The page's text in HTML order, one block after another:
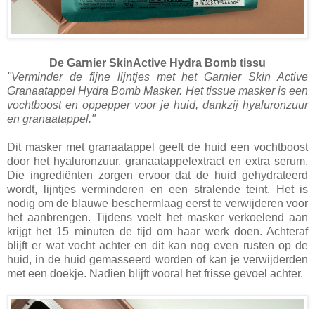
De Garnier SkinActive Hydra Bomb tissu
"Verminder de fijne lijntjes met het Garnier Skin Active
Granaatappel Hydra Bomb Masker. Het tissue masker is een
vochtboost en oppepper voor je huid, dankzij hyaluronzuur
en granaatappel."
Dit masker met granaatappel geeft de huid een vochtboost
door het hyaluronzuur, granaatappelextract en extra serum.
Die ingrediënten zorgen ervoor dat de huid gehydrateerd
wordt, lijntjes verminderen en een stralende teint. Het is
nodig om de blauwe beschermlaag eerst te verwijderen voor
het aanbrengen. Tijdens voelt het masker verkoelend aan
krijgt het 15 minuten de tijd om haar werk doen. Achteraf
blijft er wat vocht achter en dit kan nog even rusten op de
huid, in de huid gemasseerd worden of kan je verwijderden
met een doekje. Nadien blijft vooral het frisse gevoel achter.